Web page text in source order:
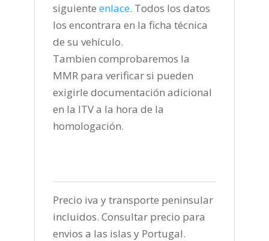
siguiente enlace. Todos los datos
los encontrara en la ficha técnica
de su vehículo.
Tambien comprobaremos la
MMR para verificar si pueden
exigirle documentación adicional
en la ITV a la hora de la
homologación.
Precio iva y transporte peninsular
incluidos. Consultar precio para
envios a las islas y Portugal.